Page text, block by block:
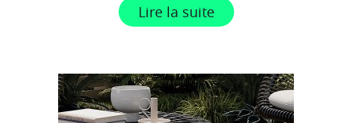
Lire la suite